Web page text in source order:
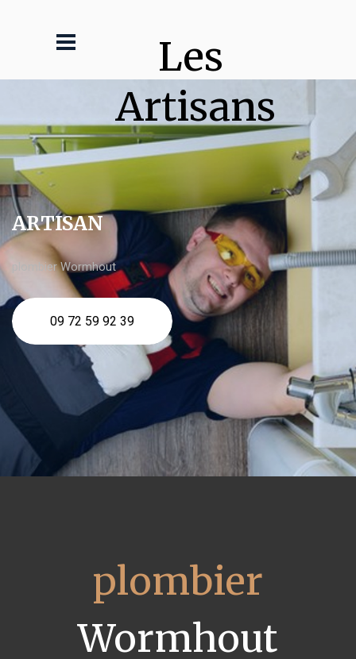
Les
Artisans
ARTISAN
plombier Wormhout
09 72 59 92 39
plombier
Wormhout